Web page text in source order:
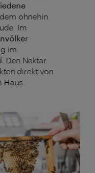
ohnehin
Im
im
Den Nektar
direkt von